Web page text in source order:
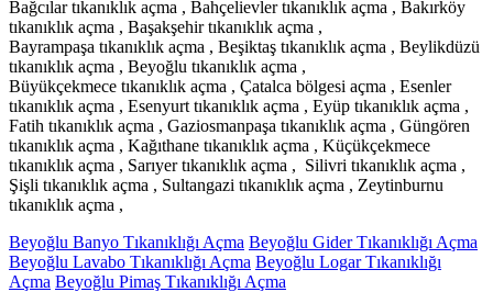
Bağcılar tıkanıklık açma , Bahçelievler tıkanıklık açma , Bakırköy
tıkanıklık açma , Başakşehir tıkanıklık açma ,
Bayrampaşa tıkanıklık açma , Beşiktaş tıkanıklık açma , Beylikdüzü
tıkanıklık açma , Beyoğlu tıkanıklık açma ,
Büyükçekmece tıkanıklık açma , Çatalca bölgesi açma , Esenler
tıkanıklık açma , Esenyurt tıkanıklık açma , Eyüp tıkanıklık açma ,
Fatih tıkanıklık açma , Gaziosmanpaşa tıkanıklık açma , Güngören
tıkanıklık açma , Kağıthane tıkanıklık açma , Küçükçekmece
tıkanıklık açma , Sarıyer tıkanıklık açma , Silivri tıkanıklık açma ,
Şişli tıkanıklık açma , Sultangazi tıkanıklık açma , Zeytinburnu
tıkanıklık açma ,
Beyoğlu Banyo Tıkanıklığı Açma Beyoğlu Gider Tıkanıklığı Açma
Beyoğlu Lavabo Tıkanıklığı Açma Beyoğlu Logar Tıkanıklığı
Açma Beyoğlu Pimaş Tıkanıklığı Açma